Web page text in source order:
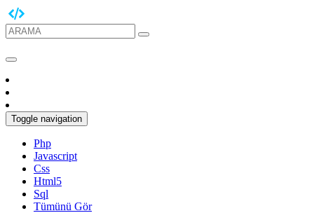
Toggle navigation
Php
Javascript
Css
Html5
Sql
Tümünü Gör